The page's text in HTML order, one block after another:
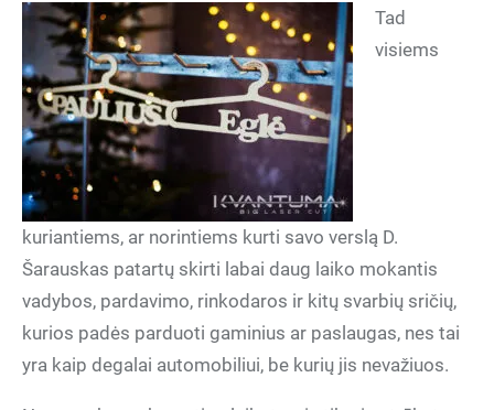
Tad
visiems
kuriantiems, ar norintiems kurti savo verslą D.
Šarauskas patartų skirti labai daug laiko mokantis
vadybos, pardavimo, rinkodaros ir kitų svarbių sričių,
kurios padės parduoti gaminius ar paslaugas, nes tai
yra kaip degalai automobiliui, be kurių jis nevažiuos.